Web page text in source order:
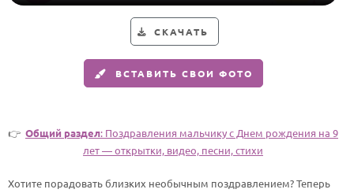
Календарь праздников
Женщине
Маме
Детям
СКАЧАТЬ
ВСТАВИТЬ СВОИ ФОТО
👉 Общий раздел: Поздравления мальчику c Днем рождения на 9
лет — открытки, видео, песни, стихи
Хотите порадовать близких необычным поздравлением? Теперь